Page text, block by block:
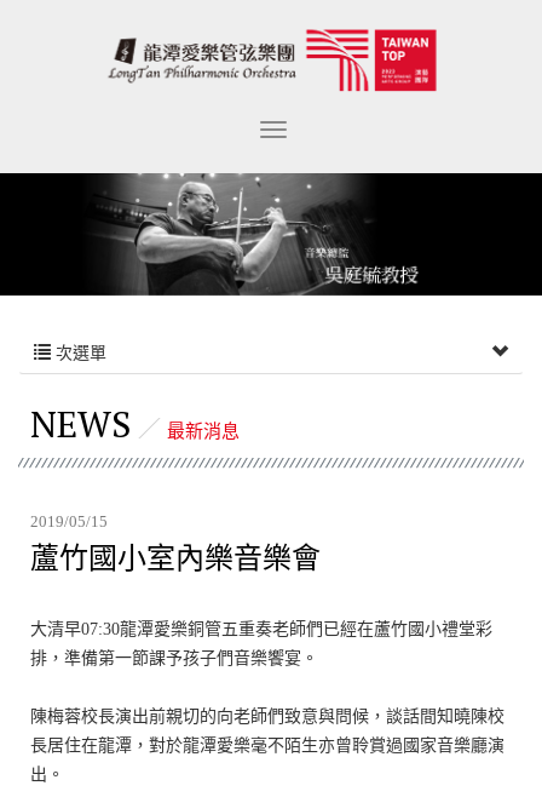
次選單
NEWS 最新消息
2019/05/15
蘆竹國小室內樂音樂會
大清早07:30龍潭愛樂銅管五重奏老師們已經在蘆竹國小禮堂彩
排，準備第一節課予孩子們音樂饗宴。
陳梅蓉校長演出前親切的向老師們致意與問候，談話間知曉陳校
長居住在龍潭，對於龍潭愛樂毫不陌生亦曾聆賞過國家音樂廳演
出。